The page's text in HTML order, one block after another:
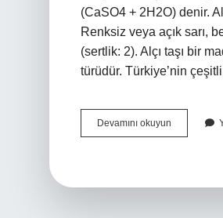
(CaSO4 + 2H2O) denir.
Renksiz veya açık sarı,
(sertlik: 2). Alçı taşı bir
türüdür. Türkiye’nin
Devamını okuyun
Taşı